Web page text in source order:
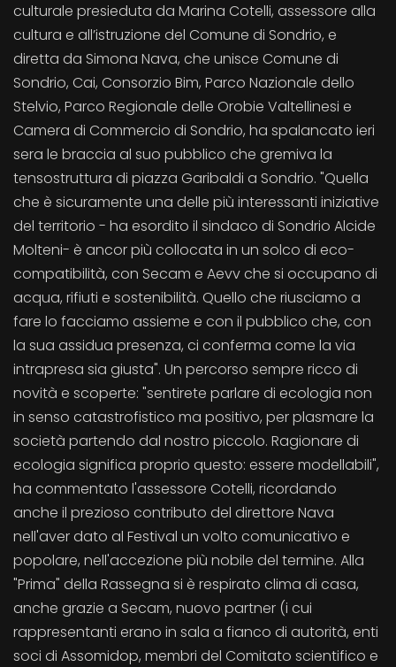
culturale presieduta da Marina Cotelli, assessore alla
cultura e all’istruzione del Comune di Sondrio, e
diretta da Simona Nava, che unisce Comune di
Sondrio, Cai, Consorzio Bim, Parco Nazionale dello
Stelvio, Parco Regionale delle Orobie Valtellinesi e
Camera di Commercio di Sondrio, ha spalancato ieri
sera le braccia al suo pubblico che gremiva la
tensostruttura di piazza Garibaldi a Sondrio. "Quella
che è sicuramente una delle più interessanti iniziative
del territorio - ha esordito il sindaco di Sondrio Alcide
Molteni- è ancor più collocata in un solco di eco-
compatibilità, con Secam e Aevv che si occupano di
acqua, rifiuti e sostenibilità. Quello che riusciamo a
fare lo facciamo assieme e con il pubblico che, con
la sua assidua presenza, ci conferma come la via
intrapresa sia giusta". Un percorso sempre ricco di
novità e scoperte: "sentirete parlare di ecologia non
in senso catastrofistico ma positivo, per plasmare la
società partendo dal nostro piccolo. Ragionare di
ecologia significa proprio questo: essere modellabili",
ha commentato l'assessore Cotelli, ricordando
anche il prezioso contributo del direttore Nava
nell'aver dato al Festival un volto comunicativo e
popolare, nell'accezione più nobile del termine. Alla
"Prima" della Rassegna si è respirato clima di casa,
anche grazie a Secam, nuovo partner (i cui
rappresentanti erano in sala a fianco di autorità, enti
soci di Assomidop, membri del Comitato scientifico e